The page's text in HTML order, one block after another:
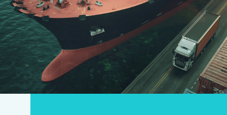
Decydując się na zakup raportu, kupujesz z jednej
stronybezpieczeństwo
z drugiej zwiększasz swoje
szanse na sukces.
Zyskujesz prawdziwą przewagę konkurencyjną.
Może to Twojanajlepsza inwestycja w życiu!